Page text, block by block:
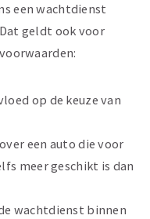
een wachtdienst
geldt ook voor
op de keuze van
een auto die voor
meer geschikt is dan
wachtdienst binnen